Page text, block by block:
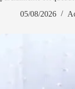
05/08/2026